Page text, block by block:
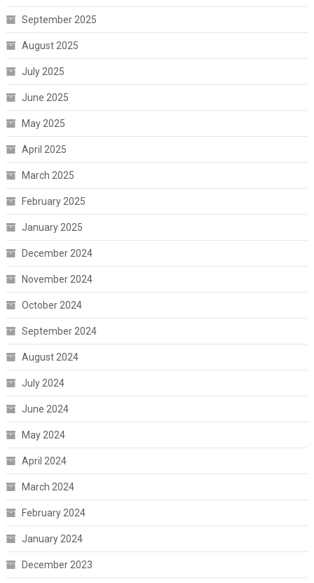
September 2025
August 2025
July 2025
June 2025
May 2025
April 2025
March 2025
February 2025
January 2025
December 2024
November 2024
October 2024
September 2024
August 2024
July 2024
June 2024
May 2024
April 2024
March 2024
February 2024
January 2024
December 2023